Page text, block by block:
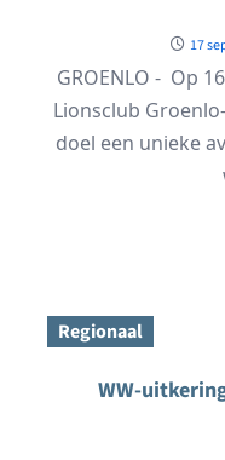
17
GROENLO - Op
Lionsclub
doel een unieke
Regionaal
WW-